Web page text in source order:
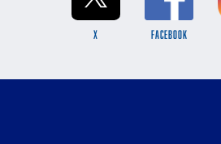
X FACEBOOK